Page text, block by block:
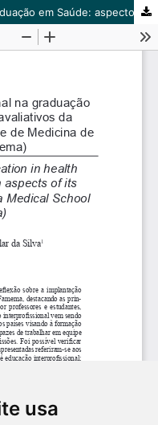
usa
Educação Interprofissional na Graduação em Saúde: aspectos avaliativos da implantação na Faculdade de Medicina de Marília (Famema)